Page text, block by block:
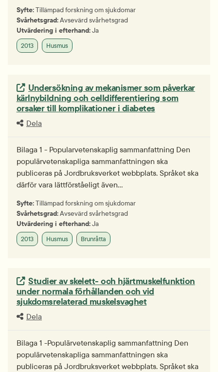
Syfte:Tillämpad forskning om sjukdomar
Svårhetsgrad:Avsevärd svårhetsgrad
Utvärdering i efterhand:Ja
2013 Husmus
Extern länk.
Undersökning av mekanismer som påverkar
kärlnybildning och celldifferentiering som
orsaker till komplikationer i diabetes
Dela
Bilaga 1 - Popularvetenskaplig sammanfattning Den
populärvetenskapliga sammanfattningen ska
publiceras på Jordbruksverket webbplats. Språket ska
därför vara lättförståeligt även…
Syfte:Tillämpad forskning om sjukdomar
Svårhetsgrad:Avsevärd svårhetsgrad
Utvärdering i efterhand:Ja
2013 Husmus Brunråtta
Extern länk.
Studier av skelett- och hjärtmuskelfunktion
under normala förhållanden och vid
sjukdomsrelaterad muskelsvaghet
Dela
Bilaga 1 -Populärvetenskaplig sammanfattning Den
populärvetenskapliga sammanfattningen ska
publiceras på Jordbruksverket webbplats. Språket ska